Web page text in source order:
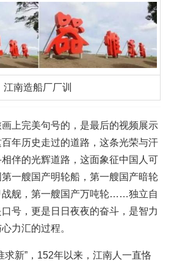
江南造船厂厂训
上完美句号的，是最后的视频展示
年历史走过的道路，这条光荣与汗
伴的光辉道路，这面象征中国人可
一艘国产明轮船，第一艘国产暗轮
战舰，第一艘国产万吨轮……独立自
号，更是日日夜夜的奋斗，是智力
力汇的过程。
求新”，152年以来，江南人一直恪